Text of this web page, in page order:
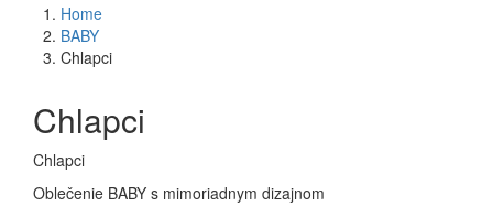
Home
BABY
Chlapci
Chlapci
Chlapci
Oblečenie BABY s mimoriadnym dizajnom